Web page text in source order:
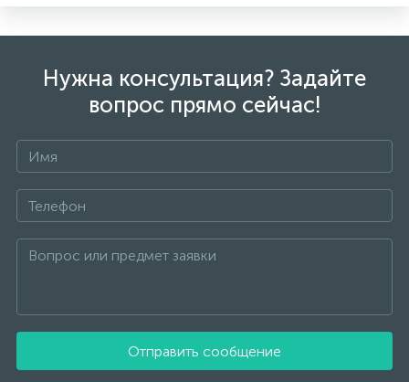
Нужна консультация? Задайте
вопрос прямо сейчас!
Отправить сообщение